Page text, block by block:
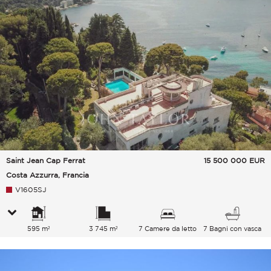
Saint Jean Cap Ferrat
Costa Azzurra, Francia
15 500 000 EUR
V1605SJ
595 m² 3 745 m² 7 Camere da letto 7 Bagni con vasca